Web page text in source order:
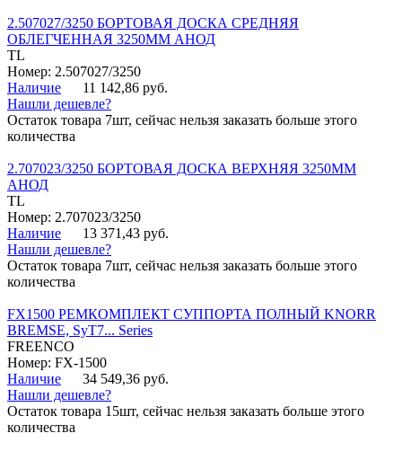
2.507027/3250 БОРТОВАЯ ДОСКА СРЕДНЯЯ
ОБЛЕГЧЕННАЯ 3250ММ АНОД
TL
Номер: 2.507027/3250
Наличие
11 142,86 руб.
Нашли дешевле?
Остаток товара 7шт, сейчас нельзя заказать больше этого
количества
2.707023/3250 БОРТОВАЯ ДОСКА ВЕРХНЯЯ 3250ММ
АНОД
TL
Номер: 2.707023/3250
Наличие
13 371,43 руб.
Нашли дешевле?
Остаток товара 7шт, сейчас нельзя заказать больше этого
количества
FX1500 РЕМКОМПЛЕКТ СУППОРТА ПОЛНЫЙ KNORR
BREMSE, SyT7... Series
FREENCO
Номер: FX-1500
Наличие
34 549,36 руб.
Нашли дешевле?
Остаток товара 15шт, сейчас нельзя заказать больше этого
количества